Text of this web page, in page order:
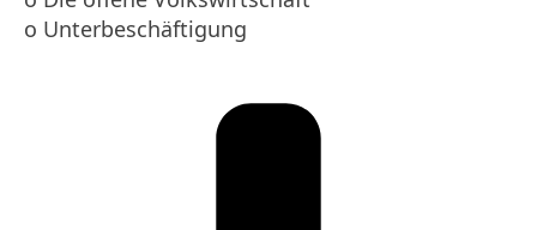
o Unterbeschäftigung